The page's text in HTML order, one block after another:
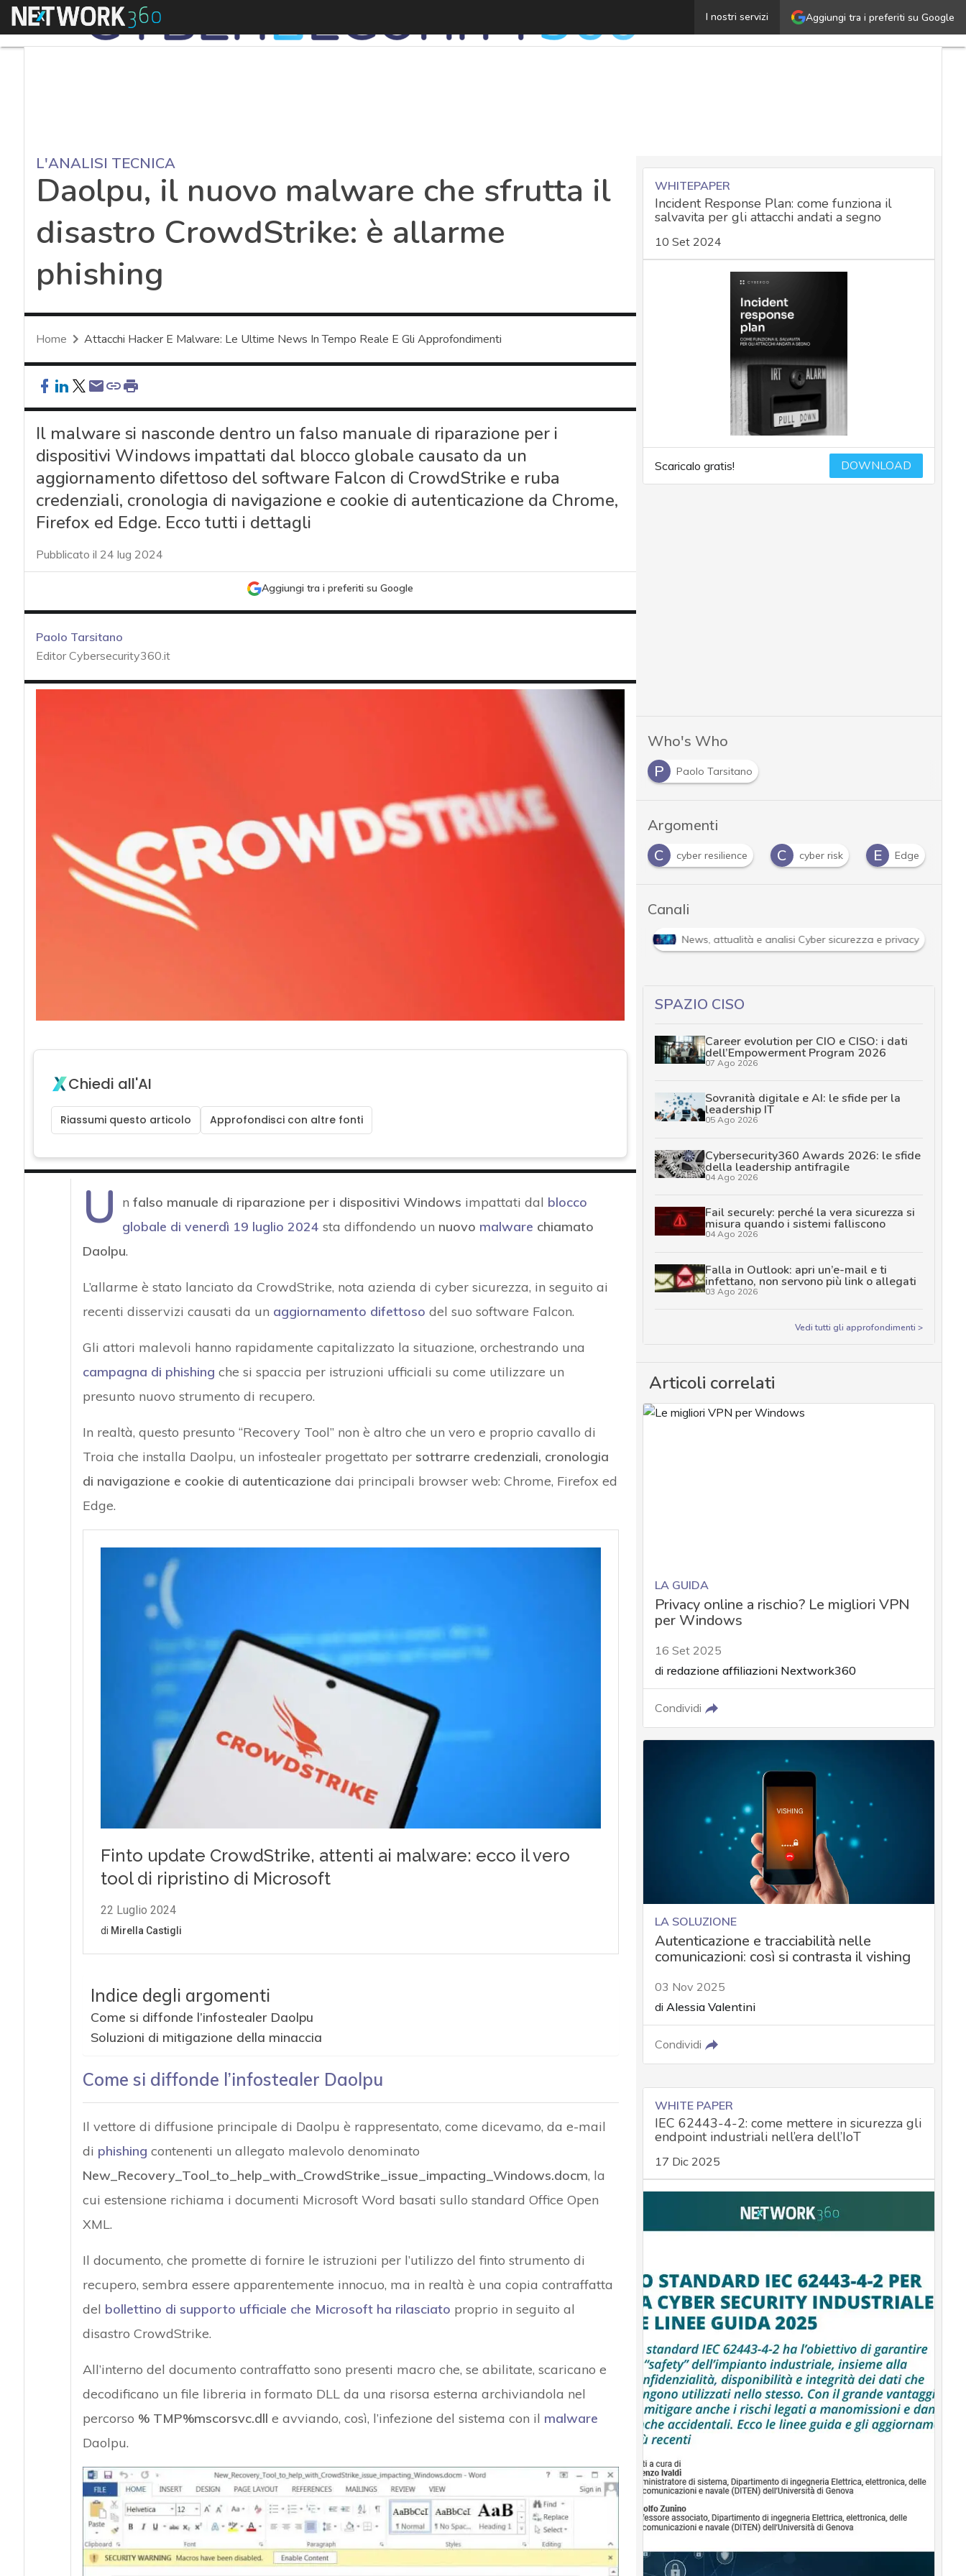
Aggiungi tra i preferiti su Google
I nostri servizi
Menu Daolpu, il nuovo malware che sfrutta il disastro
L'ANALISI TECNICA
Daolpu, il nuovo malware che sfrutta il
disastro CrowdStrike: è allarme
phishing
Home Attacchi Hacker E Malware: Le Ultime News In Tempo Reale E Gli Approfondimenti
Il malware si nasconde dentro un falso manuale di riparazione per i
dispositivi Windows impattati dal blocco globale causato da un
aggiornamento difettoso del software Falcon di CrowdStrike e ruba
credenziali, cronologia di navigazione e cookie di autenticazione da Chrome,
Firefox ed Edge. Ecco tutti i dettagli
Pubblicato il 24 lug 2024
Aggiungi tra i preferiti su Google
Paolo Tarsitano
Editor Cybersecurity360.it
Chiedi all'AI
Riassumi questo articolo Approfondisci con altre fonti
U n falso manuale di riparazione per i dispositivi Windows impattati dal blocco
globale di venerdì 19 luglio 2024 sta diffondendo un nuovo malware chiamato
Daolpu.
L’allarme è stato lanciato da CrowdStrike, nota azienda di cyber sicurezza, in seguito ai
recenti disservizi causati da un aggiornamento difettoso del suo software Falcon.
Gli attori malevoli hanno rapidamente capitalizzato la situazione, orchestrando una
campagna di phishing che si spaccia per istruzioni ufficiali su come utilizzare un
presunto nuovo strumento di recupero.
In realtà, questo presunto “Recovery Tool” non è altro che un vero e proprio cavallo di
Troia che installa Daolpu, un infostealer progettato per sottrarre credenziali, cronologia
di navigazione e cookie di autenticazione dai principali browser web: Chrome, Firefox ed
Edge.
Indice degli argomenti
Come si diffonde l’infostealer Daolpu
Soluzioni di mitigazione della minaccia
Come si diffonde l’infostealer Daolpu
Il vettore di diffusione principale di Daolpu è rappresentato, come dicevamo, da e-mail
di phishing contenenti un allegato malevolo denominato
New_Recovery_Tool_to_help_with_CrowdStrike_issue_impacting_Windows.docm, la
cui estensione richiama i documenti Microsoft Word basati sullo standard Office Open
XML.
Il documento, che promette di fornire le istruzioni per l’utilizzo del finto strumento di
recupero, sembra essere apparentemente innocuo, ma in realtà è una copia contraffatta
del bollettino di supporto ufficiale che Microsoft ha rilasciato proprio in seguito al
disastro CrowdStrike.
All’interno del documento contraffatto sono presenti macro che, se abilitate, scaricano e
decodificano un file libreria in formato DLL da una risorsa esterna archiviandola nel
percorso % TMP%mscorsvc.dll e avviando, così, l’infezione del sistema con il malware
Daolpu.
WHITEPAPER
Incident Response Plan: come funziona il
salvavita per gli attacchi andati a segno
10 Set 2024
Scaricalo gratis! DOWNLOAD
Who's Who
P
Paolo Tarsitano
Argomenti
cyber resilience C cyber risk E Edge H Hacker I
Canali
Attacchi hacker e Malware: le ultime news in tempo reale e
SPAZIO CISO
Career evolution per CIO e CISO: i dati
dell’Empowerment Program 2026
07 Ago 2026
Sovranità digitale e AI: le sfide per la
leadership IT
05 Ago 2026
Cybersecurity360 Awards 2026: le sfide
della leadership antifragile
04 Ago 2026
Fail securely: perché la vera sicurezza si
misura quando i sistemi falliscono
04 Ago 2026
Falla in Outlook: apri un’e-mail e ti
infettano, non servono più link o allegati
03 Ago 2026
Vedi tutti gli approfondimenti >
Articoli correlati
LA GUIDA
Privacy online a rischio? Le migliori VPN
per Windows
16 Set 2025
di redazione affiliazioni Nextwork360
Condividi
LA SOLUZIONE
Autenticazione e tracciabilità nelle
comunicazioni: così si contrasta il vishing
03 Nov 2025
di Alessia Valentini
Condividi
WHITE PAPER
IEC 62443-4-2: come mettere in sicurezza gli
endpoint industriali nell’era dell’IoT
17 Dic 2025